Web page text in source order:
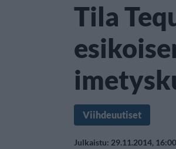
Tila
Viihdeuutiset
Julkaistu: 29.11.2014, 16:00